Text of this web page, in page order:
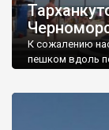
К сожалению
пешком вдоль